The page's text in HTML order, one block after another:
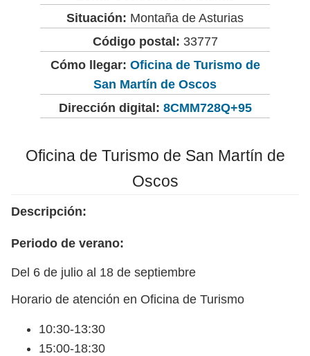
Situación: Montaña de Asturias
Código postal: 33777
Cómo llegar: Oficina de Turismo de
San Martín de Oscos
Dirección digital: 8CMM728Q+95
Oficina de Turismo de San Martín de
Oscos
Descripción:
Periodo de verano:
Del 6 de julio al 18 de septiembre
Horario de atención en Oficina de Turismo
10:30-13:30
15:00-18:30